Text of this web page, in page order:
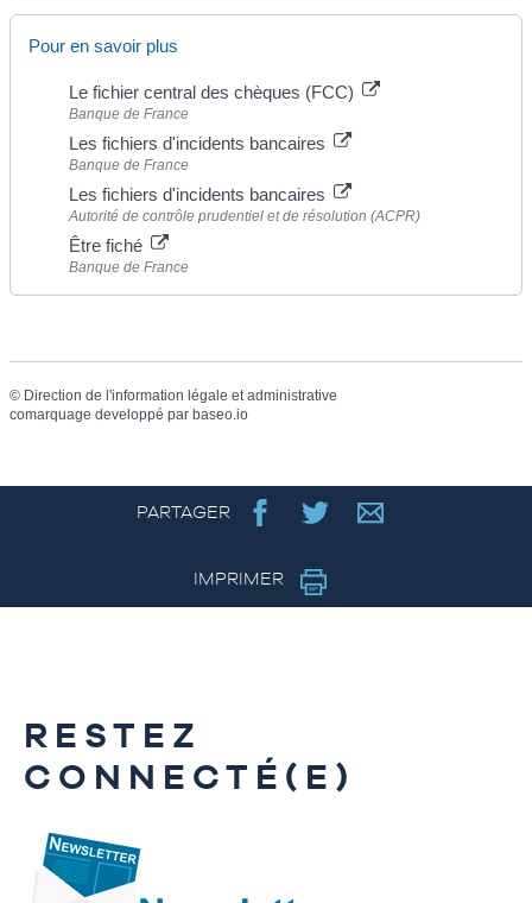
Pour en savoir plus
Le fichier central des chèques (FCC)
Banque de France
Les fichiers d'incidents bancaires
Banque de France
Les fichiers d'incidents bancaires
Autorité de contrôle prudentiel et de résolution (ACPR)
Être fiché
Banque de France
© Direction de l'information légale et administrative
comarquage developpé par baseo.io
PARTAGER
IMPRIMER
RESTEZ
CONNECTÉ(E)